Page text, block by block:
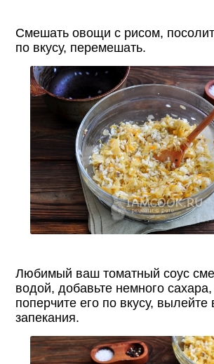
Смешать овощи с рисом,
по вкусу, перемешать.
Любимый ваш томатный соус
водой, добавьте немного
поперчите его по вкусу,
запекания.